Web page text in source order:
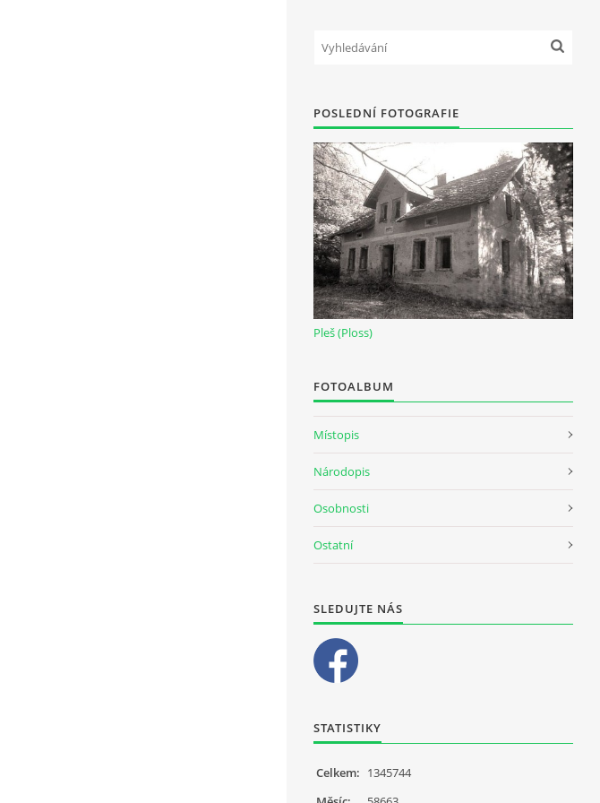
POSLEDNÍ FOTOGRAFIE
Pleš (Ploss)
FOTOALBUM
Místopis
Národopis
Osobnosti
Ostatní
SLEDUJTE NÁS
STATISTIKY
Celkem: 1345744